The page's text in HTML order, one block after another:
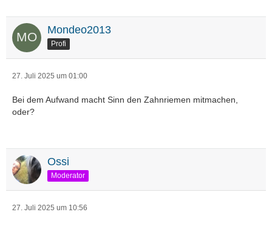
Mondeo2013
Profi
27. Juli 2025 um 01:00
Bei dem Aufwand macht Sinn den Zahnriemen mitmachen,
oder?
Ossi
Moderator
27. Juli 2025 um 10:56